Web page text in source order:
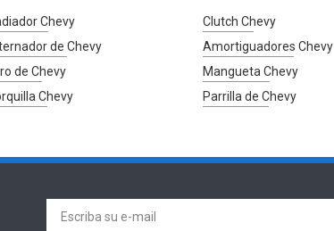
Chevy Clutch Chevy
de Chevy Amortiguadores Chevy
de Chevy Mangueta Chevy
Chevy Parrilla de Chevy